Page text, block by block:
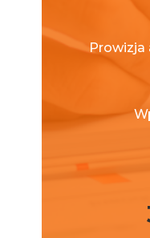
Prowizja